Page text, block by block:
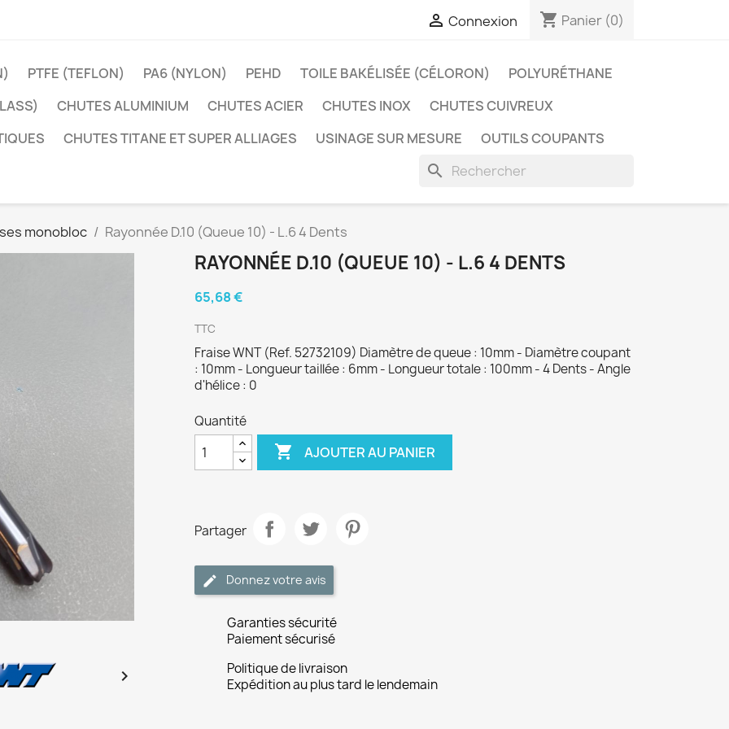
 Connexion shopping_cart Panier (0)
PTFE (TEFLON) PA6 (NYLON) PEHD TOILE BAKÉLISÉE (CÉLORON)
POLYURÉTHANE
CHUTES ALUMINIUM CHUTES ACIER CHUTES INOX
CHUTES CUIVREUX
CHUTES TITANE ET SUPER ALLIAGES USINAGE SUR MESURE OUTILS COUPANTS
search
monobloc Rayonnée D.10 (Queue 10) - L.6 4 Dents

RAYONNÉE D.10 (QUEUE 10) - L.6 4 DENTS
65,68 €
TTC
Fraise WNT (Ref. 52732109) Diamètre de queue : 10mm - Diamètre coupant
: 10mm - Longueur taillée : 6mm - Longueur totale : 100mm - 4 Dents - Angle
d'hélice : 0
Quantité
 AJOUTER AU PANIER
Partager
Donnez votre avis
Garanties sécurité
Paiement sécurisé
Politique de livraison
Expédition au plus tard le lendemain